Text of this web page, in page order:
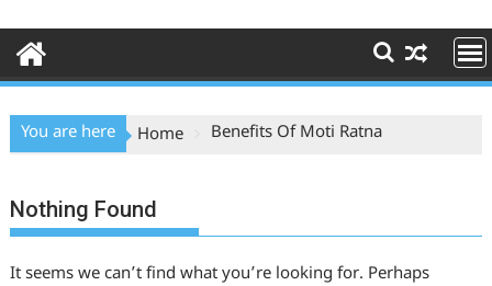
You are here Home Benefits Of Moti Ratna
Nothing Found
It seems we can’t find what you’re looking for. Perhaps